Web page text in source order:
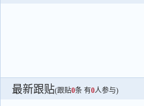
最新跟贴(跟贴0条 有0人参与)